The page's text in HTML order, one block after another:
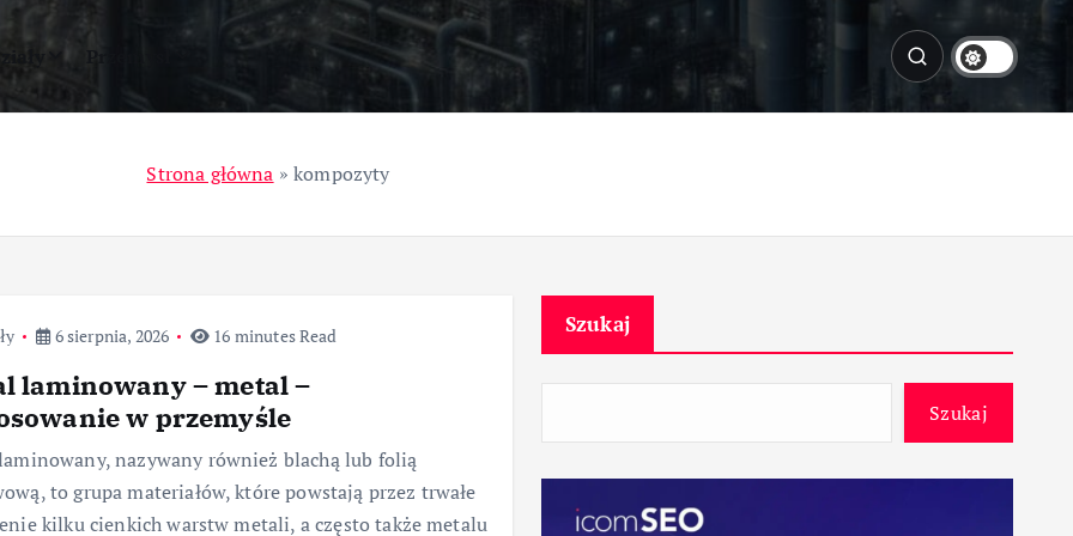
Przemysł
Strona główna »kompozyty
6 sierpnia, 2026 16 minutes Read
laminowany – metal –
w przemyśle
nazywany również blachą lub folią
to grupa materiałów, które powstają przez trwałe
kilku cienkich warstw metali, a często także metalu
Szukaj
Szukaj